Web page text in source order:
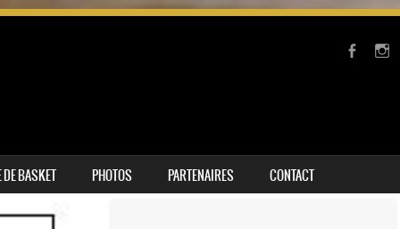
DE BASKET PHOTOS PARTENAIRES CONTACT